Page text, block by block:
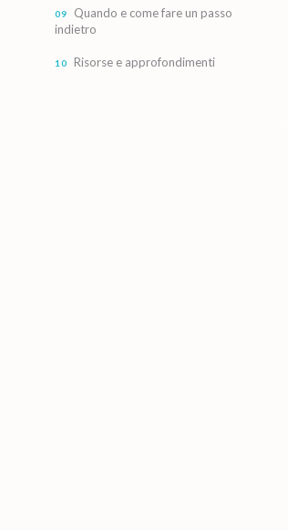
Quando e come fare un passo
indietro
Risorse e approfondimenti